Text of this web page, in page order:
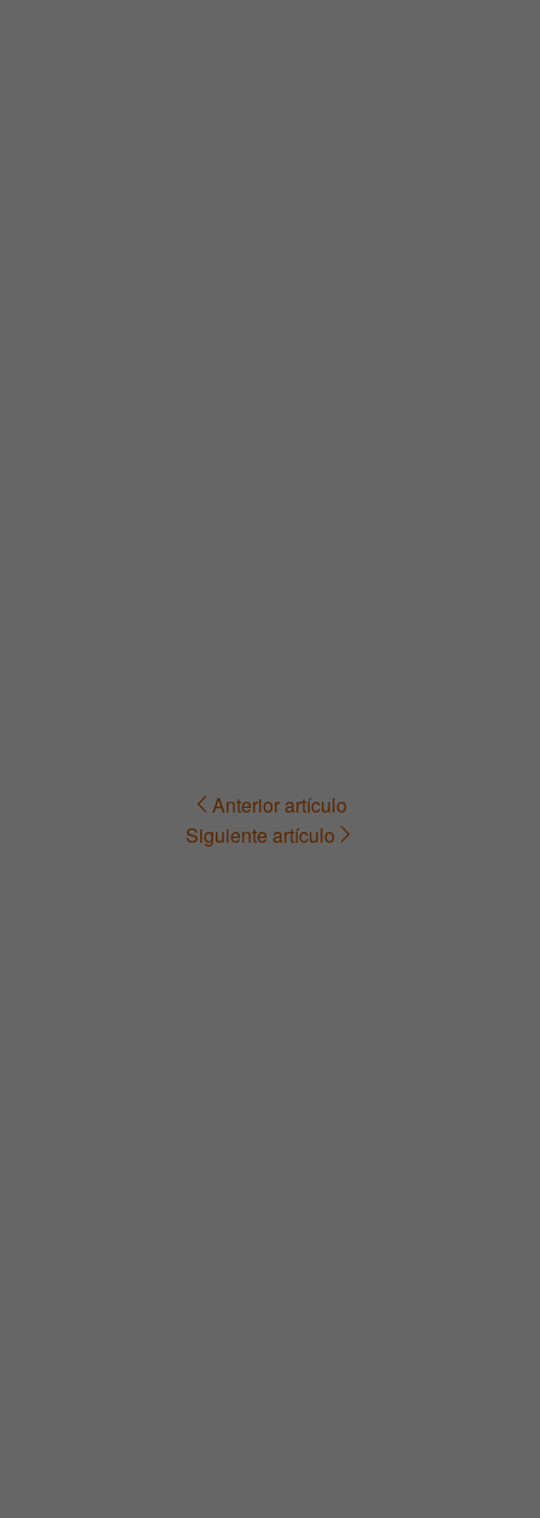
Navegación Anterior artículo
Siguiente artículo